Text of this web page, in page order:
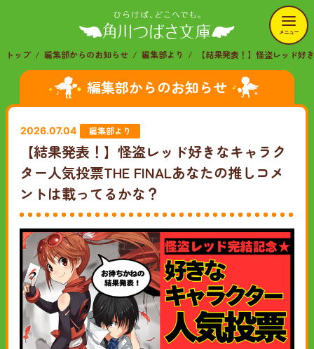
メニュー
トップ 編集部からのお知らせ 編集部より 【結果発表！】怪盗レッド
編集部からのお知らせ
2026.07.04 編集部より
【結果発表！】怪盗レッド好きなキャラク
ター人気投票THE FINALあなたの推しコメ
ントは載ってるかな？